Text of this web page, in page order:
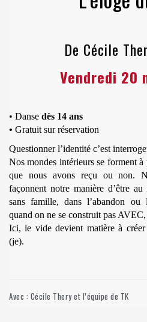
De Cécile
Vendredi 20
• Danse dès 14 ans
• Gratuit sur réservation
Questionner l’identité c’est
Nos mondes intérieurs se forment
que nous avons reçu ou non.
façonnent notre manière d’être
sans famille, dans l’abandon ou
quand on ne se construit pas
Ici, le vide devient matière à
(je).
Avec : Cécile Thery et l’équipe de TK